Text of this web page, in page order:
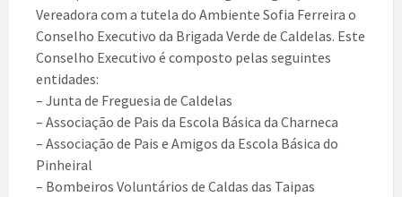
Vereadora com a tutela do Ambiente Sofia Ferreira o
Conselho Executivo da Brigada Verde de Caldelas. Este
Conselho Executivo é composto pelas seguintes
entidades:
– Junta de Freguesia de Caldelas
– Associação de Pais da Escola Básica da Charneca
– Associação de Pais e Amigos da Escola Básica do
Pinheiral
– Bombeiros Voluntários de Caldas das Taipas